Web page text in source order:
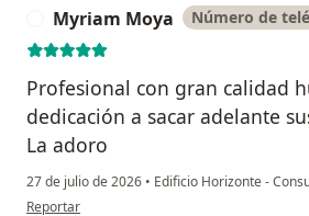
Myriam Moya Número de
Profesional con gran calidad
dedicación a sacar adelante
La adoro
27 de julio de 2026 • Edificio Horizonte -
en opinión del usuario Myriam Moya
Reportar